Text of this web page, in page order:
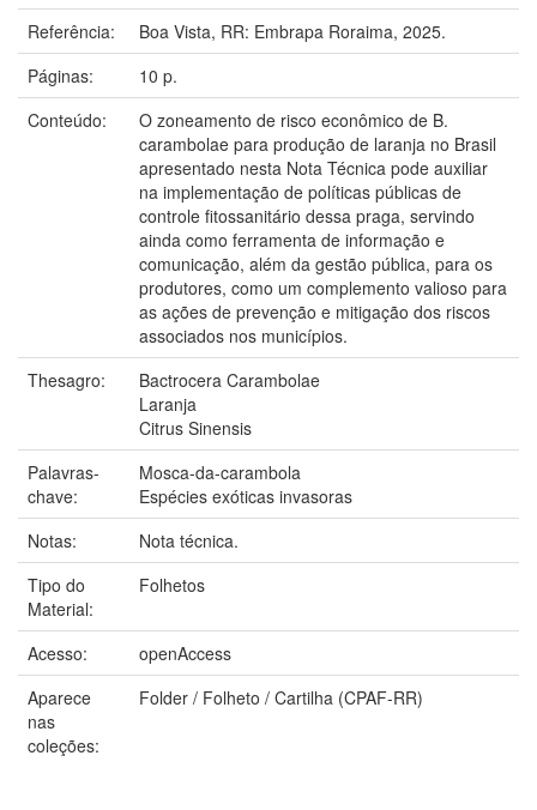
Referência:
Boa Vista, RR: Embrapa Roraima, 2025.
Páginas:
10 p.
Conteúdo:
O zoneamento de risco econômico de B.
carambolae para produção de laranja no Brasil
apresentado nesta Nota Técnica pode auxiliar
na implementação de políticas públicas de
controle fitossanitário dessa praga, servindo
ainda como ferramenta de informação e
comunicação, além da gestão pública, para os
produtores, como um complemento valioso para
as ações de prevenção e mitigação dos riscos
associados nos municípios.
Thesagro:
Bactrocera Carambolae
Laranja
Citrus Sinensis
Palavras-
chave:
Mosca-da-carambola
Espécies exóticas invasoras
Notas:
Nota técnica.
Tipo do
Material:
Folhetos
Acesso:
openAccess
Aparece
nas
coleções:
Folder / Folheto / Cartilha (CPAF-RR)